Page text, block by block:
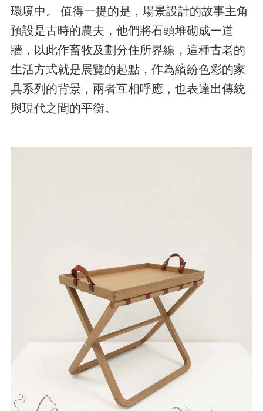
環境中。 值得一提的是，場景設計的故事主角
預設是古時的農夫，他們將石頭堆砌成一道
牆，以此作畜牧及劃分住所界線，這種古老的
生活方式就是展覽的起點，作為繽紛色彩的家
具系列的背景，兩者互相呼應，也表達出傳統
與現代之間的平衡。